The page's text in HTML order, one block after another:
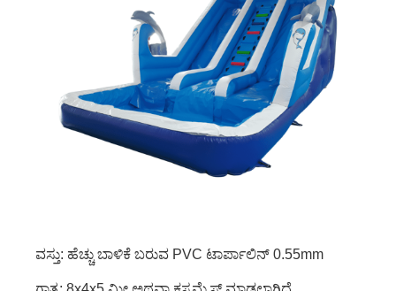
ವಸ್ತು: ಹೆಚ್ಚು ಬಾಳಿಕೆ ಬರುವ PVC ಟಾರ್ಪಾಲಿನ್ 0.55mm